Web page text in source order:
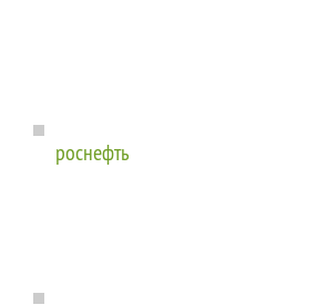
роснефть